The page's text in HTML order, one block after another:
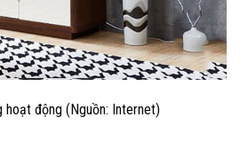
hoạt động (Nguồn: Internet)